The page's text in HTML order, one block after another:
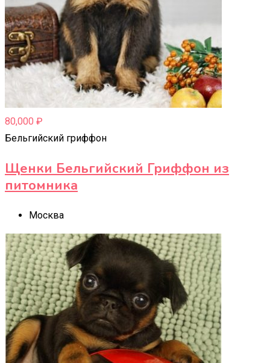
80,000 ₽
Бельгийский гриффон
Щенки Бельгийский Гриффон из
питомника
Москва